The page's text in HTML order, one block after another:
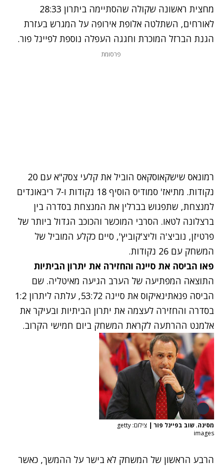
מחצית ראשונה שקולה שהסתיימה ביתרון 28:33
לאורחים, השתלטה אלופת אירופה על המגרש בעזרת
הגנת הברזל המוכרת וחגגה העפלה נוספת לפיינל פור.
פרסומת
רמונאס שישקאוסקאס הוביל את קלעי צסק"א עם 20
נקודות. מתיאז' סמודיס הוסיף 18 נקודות ו-7 ריבאונדים
למנצחת, שתפגוש בברלין את המנצחת בסדרה בין
ברצלונה לטאו. הסרבי המוכשר והכוכב הגדול ביותר של
פרטיזן, נוביצ'ה וליצ'קוביץ', סיים כקלע המוביל של
המשחק עם 26 נקודות.
פאו הביסה את סיינה והחזירה את יתרון הביתיות
התוצאה המפתיעה של הערב הגיעה מאיטליה. שם
הביסה פנאתינאיקוס את סיינה 53:72, עלתה ליתרון 1:2
בסדרה והחזירה לעצמה את יתרון הביתיות ובעיקר את
אלמנט ההרתעה לקראת המשחק ביום חמישי הקרוב.
מסינה. שוב בפיינל פור |
צילום: getty
images
הרבע הראשון של המשחק לא בישר על ההמשך, כאשר